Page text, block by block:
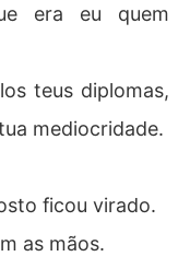
era eu quem
teus diplomas,
mediocridade.
ficou virado.
as mãos.